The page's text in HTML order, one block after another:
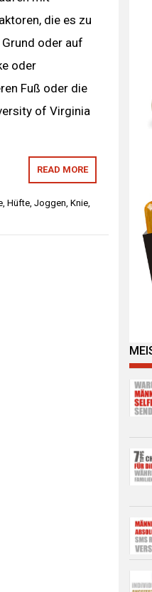
die es zu
oder auf
oder
Fuß oder die
of Virginia
READ MORE
, Hüfte, Joggen, Knie,